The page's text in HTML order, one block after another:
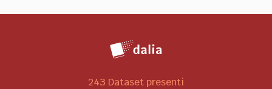
243 Dataset presenti